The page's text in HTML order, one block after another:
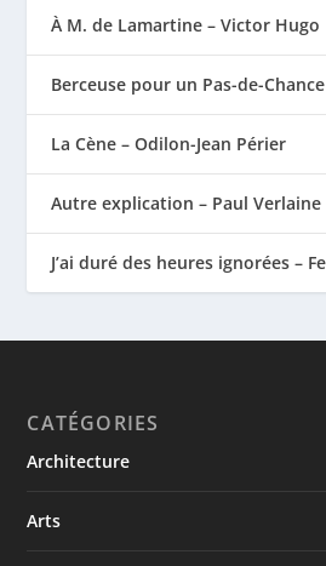
À M. de Lamartine – Victor Hugo
Berceuse pour un Pas-de-
La Cène – Odilon-Jean Périer
Autre explication – Paul Verlaine
J’ai duré des heures ignorées –
CATÉGORIES
Architecture
Arts